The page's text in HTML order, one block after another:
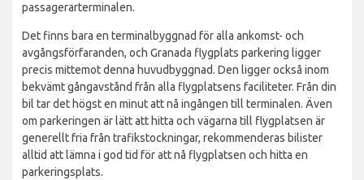
passagerarterminalen.
Det finns bara en terminalbyggnad för alla ankomst- och
avgångsförfaranden, och Granada flygplats parkering ligger
precis mittemot denna huvudbyggnad. Den ligger också inom
bekvämt gångavstånd från alla flygplatsens faciliteter. Från din
bil tar det högst en minut att nå ingången till terminalen. Även
om parkeringen är lätt att hitta och vägarna till flygplatsen är
generellt fria från trafikstockningar, rekommenderas bilister
alltid att lämna i god tid för att nå flygplatsen och hitta en
parkeringsplats.